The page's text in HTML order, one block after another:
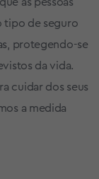
tipo de seguro
protegendo-se
da vida.
cuidar dos seus
a medida